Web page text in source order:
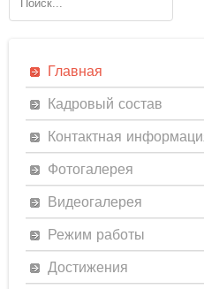
Главная
Кадровый состав
Контактная
Фотогалерея
Видеогалерея
Режим работы
Достижения